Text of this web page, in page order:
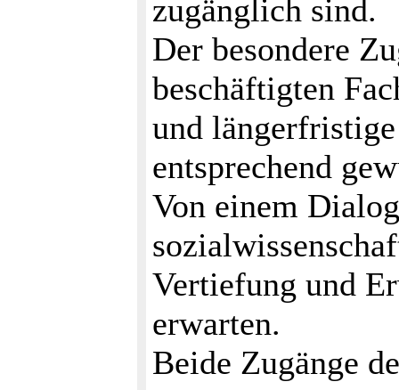
zugänglich sind.
Der besondere
beschäftigten
und
entsprechend
Von einem
Vertiefung und
erwarten.
Beide Zugänge